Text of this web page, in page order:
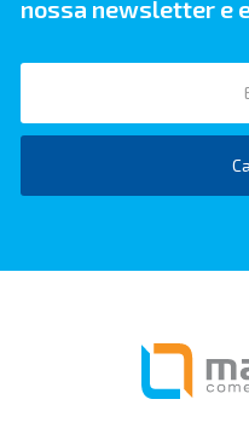
nossa newsletter e